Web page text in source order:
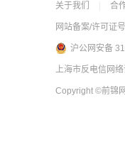
关于我们 合
网站备案/许可证号
沪公网安备
上海市反电信网
Copyright ©前锦